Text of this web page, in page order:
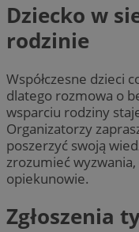
Dziecko w
rodzinie
Współczesne dzieci
dlatego rozmowa o
wsparciu rodziny
Organizatorzy
poszerzyć swoją
zrozumieć
opiekunowie.
Zgłoszenia